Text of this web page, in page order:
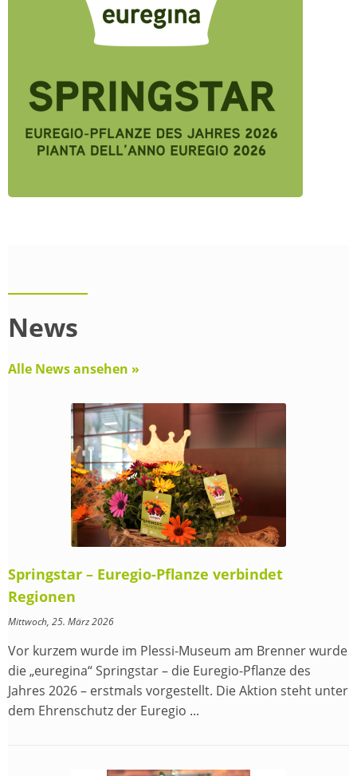
News
Alle News ansehen »
Springstar – Euregio-Pflanze verbindet
Regionen
Mittwoch, 25. März 2026
Vor kurzem wurde im Plessi-Museum am Brenner wurde
die „euregina“ Springstar – die Euregio-Pflanze des
Jahres 2026 – erstmals vorgestellt. Die Aktion steht unter
dem Ehrenschutz der Euregio ...